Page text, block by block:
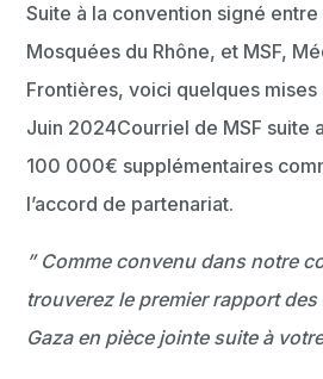
Suite à la convention signé
Mosquées du Rhône, et MSF,
Frontières, voici quelques mises
Juin 2024Courriel de MSF suite
100 000€ supplémentaires
l’accord de partenariat.
” Comme convenu dans notre
trouverez le premier rapport des
Gaza en pièce jointe suite à